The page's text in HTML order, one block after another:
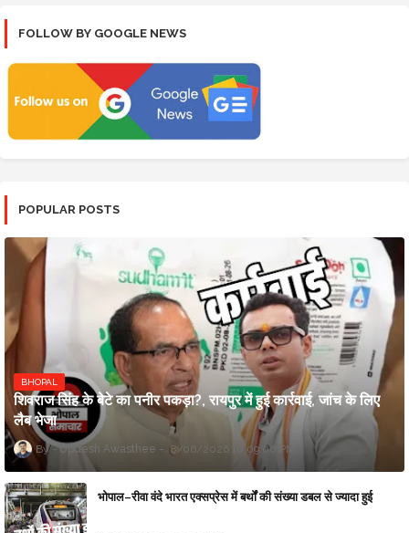
FOLLOW BY GOOGLE NEWS
POPULAR POSTS
BHOPAL
शिवराज सिंह के बेटे का पनीर पकड़ा?, रायपुर में हुई कार्रवाई, जांच के लिए
लैब भेजा
Updesh Awasthee 8/06/2026 10:09:00 PM
भोपाल–रीवा वंदे भारत एक्सप्रेस में बर्थों की संख्या डबल से ज्यादा हुई